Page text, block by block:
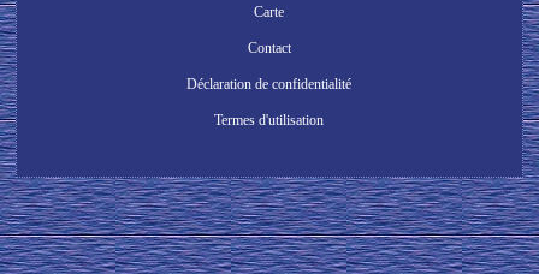
Carte
Contact
Déclaration de confidentialité
Termes d'utilisation